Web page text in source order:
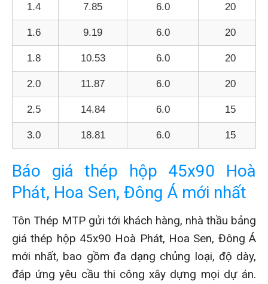
1.4 7.85 6.0 20
1.6 9.19 6.0 20
1.8 10.53 6.0 20
2.0 11.87 6.0 20
2.5 14.84 6.0 15
3.0 18.81 6.0 15
Báo giá thép hộp 45x90 Hoà
Phát, Hoa Sen, Đông Á mới nhất
Tôn Thép MTP gửi tới khách hàng, nhà thầu bảng
giá thép hộp 45x90 Hoà Phát, Hoa Sen, Đông Á
mới nhất, bao gồm đa dạng chủng loại, độ dày,
đáp ứng yêu cầu thi công xây dựng mọi dự án.